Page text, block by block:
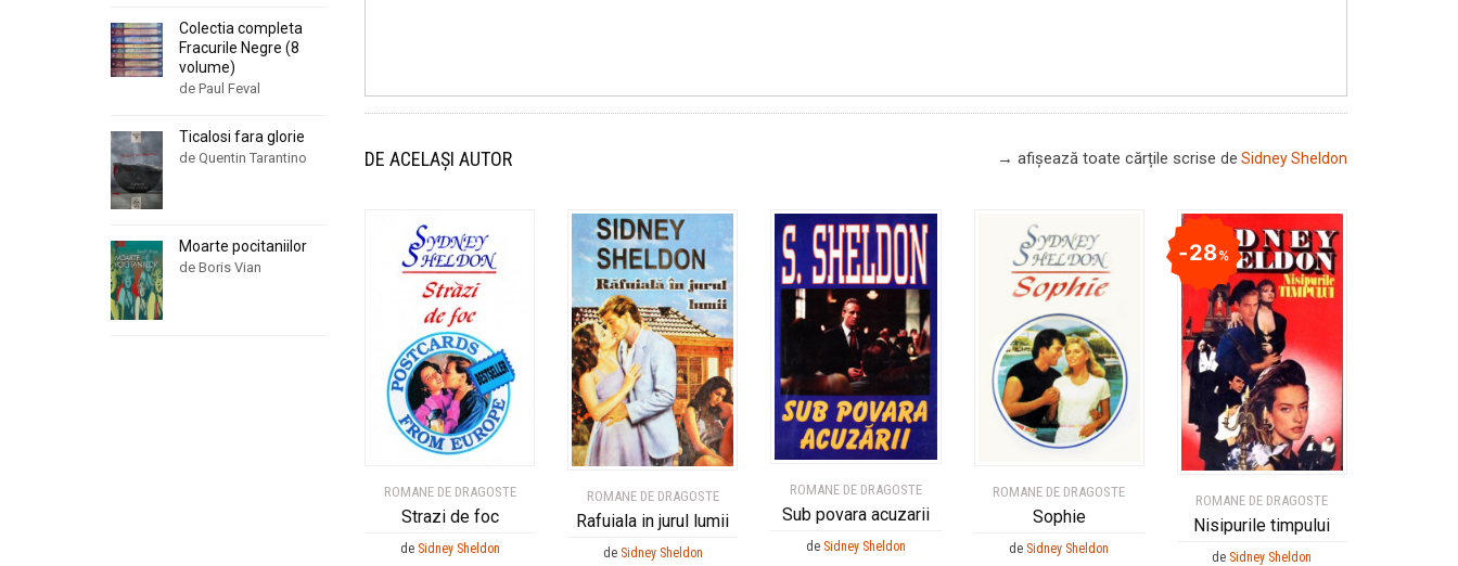
DE ACELAȘI AUTOR → afișează toate cărțile scrise de Sidney Sheldon
ROMANE DE DRAGOSTE
Strazi de foc
de Sidney Sheldon
ROMANE DE DRAGOSTE
Rafuiala in jurul lumii
de Sidney Sheldon
ROMANE DE DRAGOSTE
Sub povara acuzarii
de Sidney Sheldon
ROMANE DE DRAGOSTE
Sophie
de Sidney Sheldon
ROMANE DE DRAGOSTE
Nisipurile timpului
28%
de Sidney Sheldon
Colectia completa
Fracurile Negre (8
volume)
de Paul Feval
Ticalosi fara glorie
de Quentin Tarantino
Moarte pocitaniilor
de Boris Vian